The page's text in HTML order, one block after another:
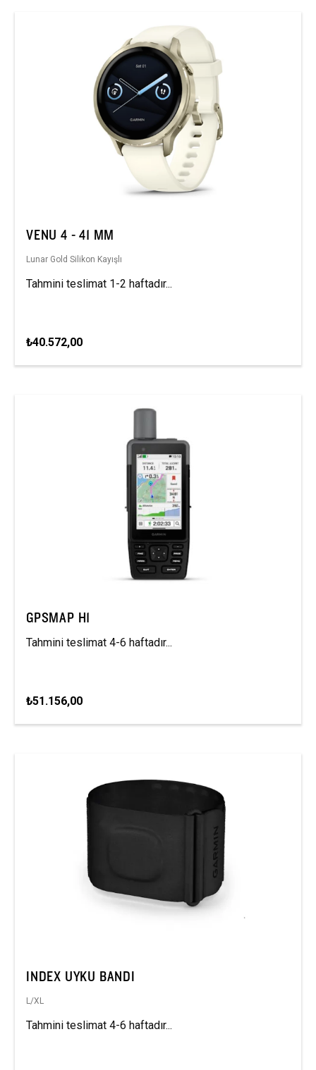
VENU 4 - 41 MM
Lunar Gold Silikon Kayışlı
Tahmini teslimat 1-2 haftadır...
₺40.572,00
GPSMAP H1
Tahmini teslimat 4-6 haftadır...
₺51.156,00
INDEX UYKU BANDI
L/XL
Tahmini teslimat 4-6 haftadır...